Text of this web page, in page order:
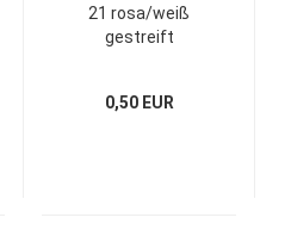
21 rosa/weiß
gestreift
0,50 EUR